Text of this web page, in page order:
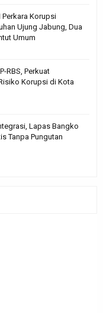
Perkara Korupsi
Ujung Jabung, Dua
Umum
RBS, Perkuat
Korupsi di Kota
Lapas Bangko
Tanpa Pungutan